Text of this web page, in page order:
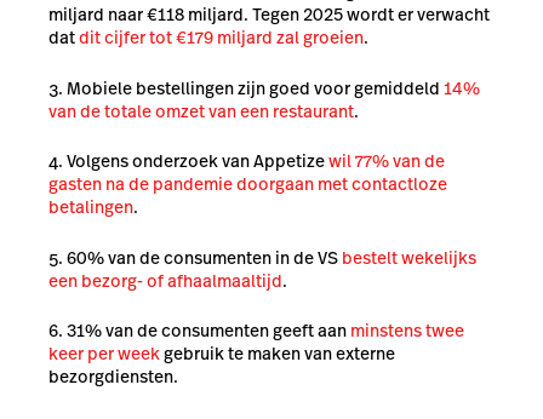
miljard naar €118 miljard. Tegen 2025 wordt er verwacht
datdit cijfer tot €179 miljard zal groeien.
Mobiele bestellingen zijn goed voor gemiddeld 14%
van de totale omzet van een restaurant.
Volgens onderzoek van Appetizewil 77% van de
gasten na de pandemie doorgaan met contactloze
betalingen.
60% van de consumenten in de VS bestelt wekelijks
een bezorg- of afhaalmaaltijd.
31% van de consumenten geeft aan minstens twee
keer per weekgebruik te maken van externe
bezorgdiensten.